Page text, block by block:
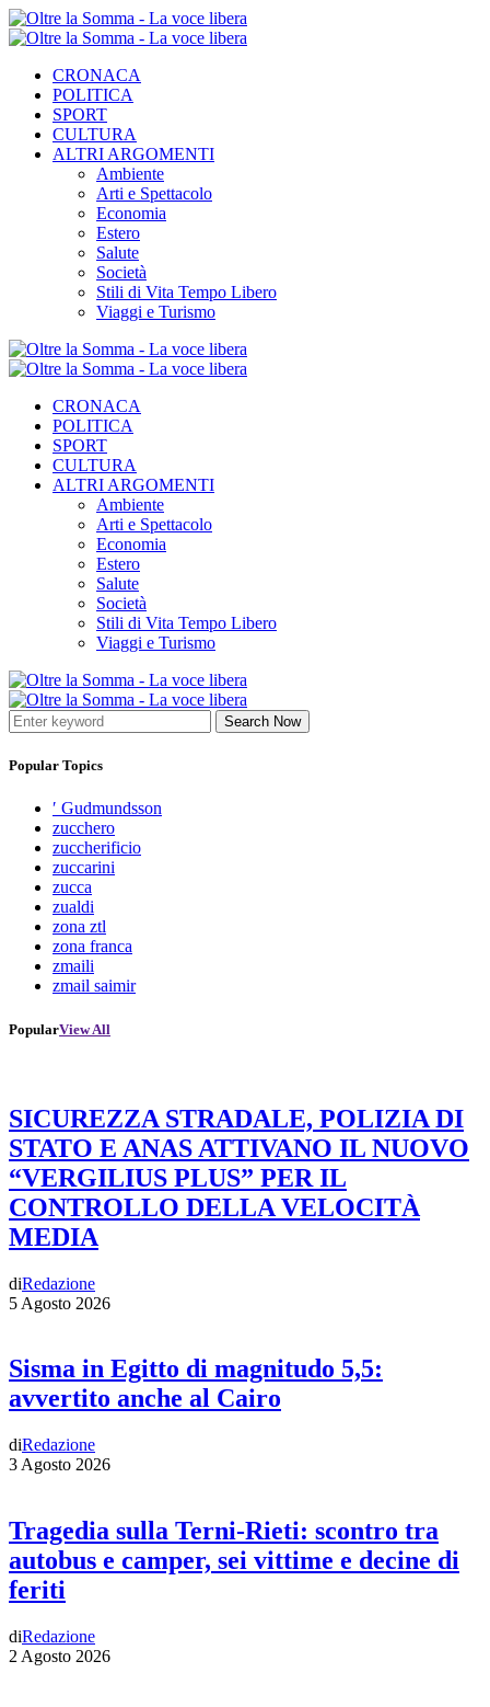
CRONACA
POLITICA
SPORT
CULTURA
ALTRI ARGOMENTI
Ambiente
Arti e Spettacolo
Economia
Estero
Salute
Società
Stili di Vita Tempo Libero
Viaggi e Turismo
CRONACA
POLITICA
SPORT
CULTURA
ALTRI ARGOMENTI
Ambiente
Arti e Spettacolo
Economia
Estero
Salute
Società
Stili di Vita Tempo Libero
Viaggi e Turismo
Search Now
Popular Topics
′ Gudmundsson
zucchero
zuccherificio
zuccarini
zucca
zualdi
zona ztl
zona franca
zmaili
zmail saimir
PopularView All
SICUREZZA STRADALE, POLIZIA DI
STATO E ANAS ATTIVANO IL NUOVO
“VERGILIUS PLUS” PER IL
CONTROLLO DELLA VELOCITÀ
MEDIA
diRedazione
5 Agosto 2026
Sisma in Egitto di magnitudo 5,5:
avvertito anche al Cairo
diRedazione
3 Agosto 2026
Tragedia sulla Terni-Rieti: scontro tra
autobus e camper, sei vittime e decine di
feriti
diRedazione
2 Agosto 2026